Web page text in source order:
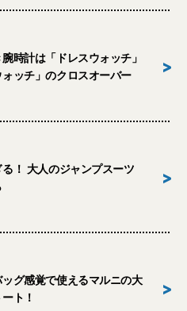
時計は「ドレスウォッチ」
ッチ」のクロスオーバー
>
！ 大人のジャンプスーツ
>
ッグ感覚で使えるマルニの大
ト！
>